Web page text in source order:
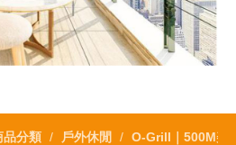
品分類 戶外休閒 O-Grill｜500M美